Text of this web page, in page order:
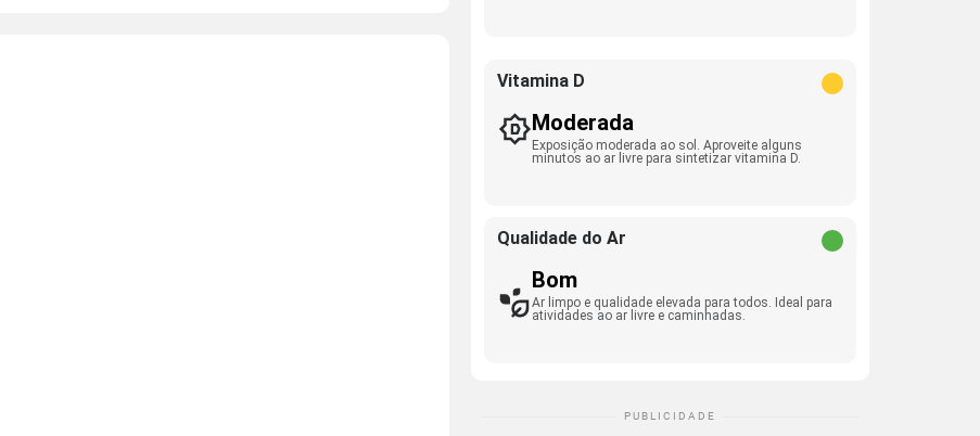
Vitamina D
Moderada
Exposição moderada ao sol. Aproveite alguns
minutos ao ar livre para sintetizar vitamina D.
Qualidade do Ar
Bom
Ar limpo e qualidade elevada para todos. Ideal para
atividades ao ar livre e caminhadas.